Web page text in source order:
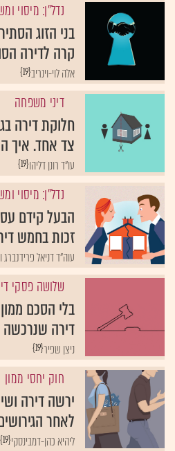
נדל"ן: מיסוי
בני הזוג
קרה לדירה
{19}אלה לוי-וינריב
דיני משפחה
חלוקת דירה
צד אחד. איך
{19}עו"ד רונן דליהו
נדל"ן: מיסוי
הבעל קידם
זכות בחמש
עוה"ד דניאל פרידנברג
שלושה פסקי
בלי הסכם
דירה שנרכשה
{19}ניצן שפיר
חוק יחסי ממון
ירשה דירה
לאחר
{19}ליהיא כהן-דמבינסקי